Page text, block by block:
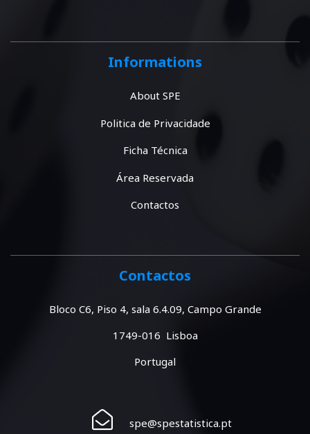
Informations
About SPE
Politica de Privacidade
Ficha Técnica
Área Reservada
Contactos
Contactos
Bloco C6, Piso 4, sala 6.4.09, Campo Grande
1749-016 Lisboa
Portugal
spe@spestatistica.pt